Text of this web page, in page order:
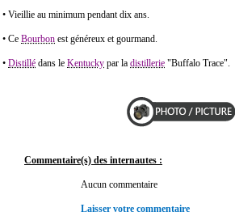
• Vieillie au minimum pendant dix ans.
• Ce Bourbon est généreux et gourmand.
• Distillé dans le Kentucky par la distillerie "Buffalo Trace".
Commentaire(s) des internautes :
Aucun commentaire
Laisser votre commentaire